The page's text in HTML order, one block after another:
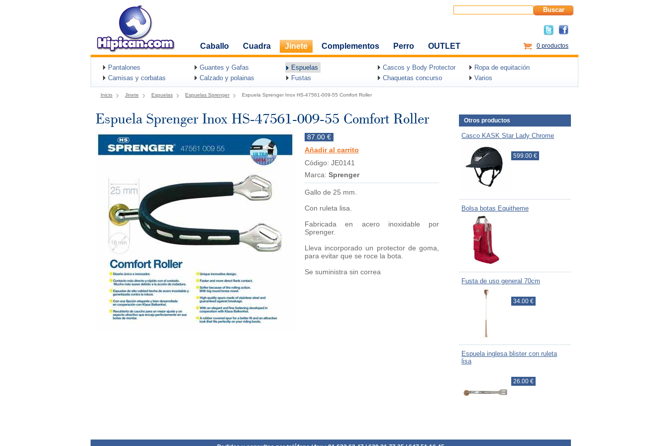
Buscar
Caballo Cuadra Jinete Complementos Perro OUTLET 0 productos
Pantalones Guantes y Gafas Espuelas Cascos y Body Protector
Ropa de equitación
Camisas y corbatas
Calzado y polainas Fustas Chaquetas concurso Varios
Inicio Jinete Espuelas Espuelas Sprenger Espuela Sprenger Inox HS-47561-009-55 Comfort Roller
Espuela Sprenger Inox HS-47561-009-55 Comfort Roller
87.00 €
Añadir al carrito
Código: JE0141
Marca: Sprenger
Gallo de 25 mm.
Con ruleta lisa.
Fabricada en acero inoxidable por
Sprenger.
Lleva incorporado un protector de goma,
para evitar que se roce la bota.
Se suministra sin correa
Otros productos
Casco KASK Star Lady Chrome
599.00 €
Bolsa botas Equitheme
Fusta de uso general 70cm
34.00 €
Espuela inglesa blister con ruleta
lisa
26.00 €